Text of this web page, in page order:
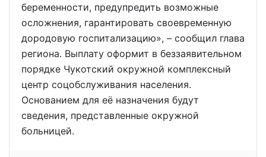
беременности, предупредить возможные
осложнения, гарантировать своевременную
дородовую госпитализацию», – сообщил глава
региона. Выплату оформит в беззаявительном
порядке Чукотский окружной комплексный
центр соцобслуживания населения.
Основанием для её назначения будут
сведения, представленные окружной
больницей.